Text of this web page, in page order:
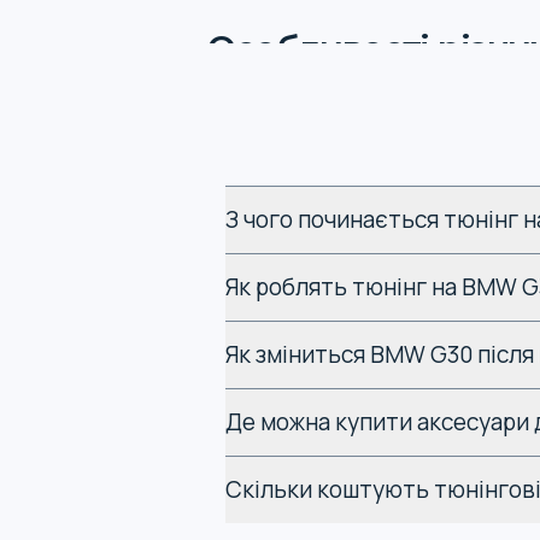
Особливості
Які
BMW G30
Водії з України для кузовного
Тип деталі
Спойлер для багажника
Кастомний бампер
З чого починається тюнінг
Як роблять тюнінг на BMW
Як зміниться BMW G30
Де можна купити аксесуари
Скільки коштують